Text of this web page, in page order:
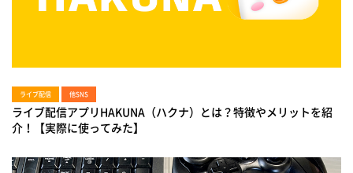
ライブ配信 他SNS
ライブ配信アプリHAKUNA（ハクナ）とは？特徴やメリットを紹
介！【実際に使ってみた】